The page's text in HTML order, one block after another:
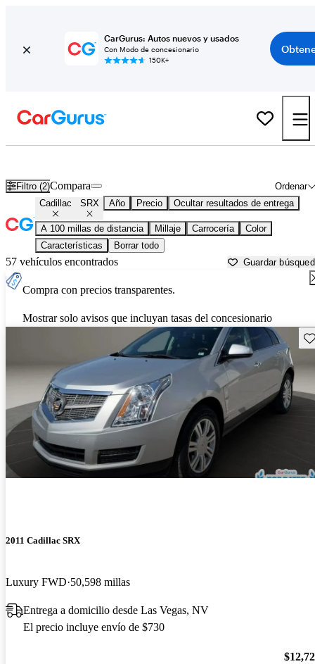
CarGurus: Autos nuevos y usados
Con Modo de concesionario
150K+
Filtro (2) Ordenar
Compara
Cadillac SRX Año Precio Ocultar resultados de entrega
A 100 millas de distancia Millaje Carrocería
Color
Características
Borrar todo
57 vehículos encontrados Guardar
Compra con precios transparentes.
Mostrar solo avisos que incluyan tasas del concesionario
2011 Cadillac SRX
Luxury FWD 50,598 millas
Entrega a domicilio desde Las Vegas, NV
El precio incluye envío de $730